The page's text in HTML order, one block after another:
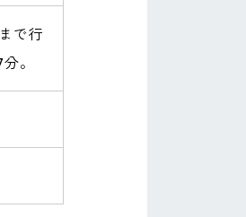
で行
。